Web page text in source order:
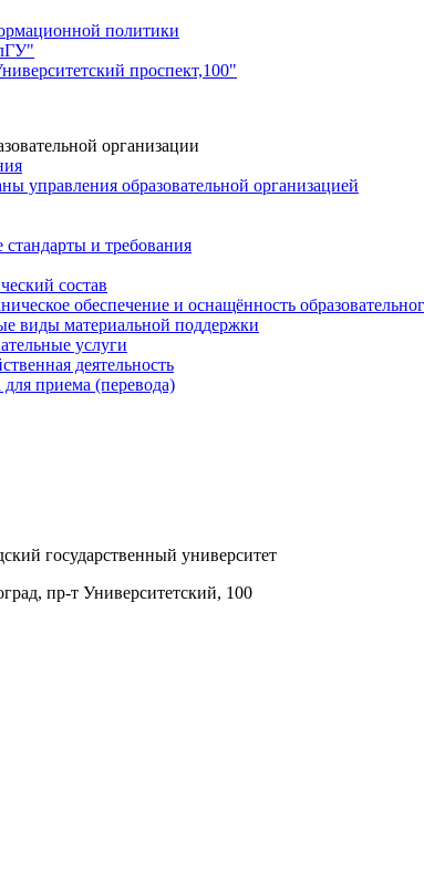
политики
проспект,100"
организации
управления образовательной организацией
стандарты и требования
состав
обеспечение и оснащённость
виды материальной поддержки
услуги
деятельность
приема (перевода)
государственный университет
пр-т Университетский, 100